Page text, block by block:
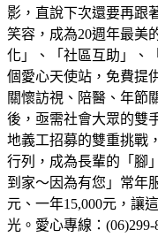
影，直說下次還要再跟
笑容，成為20週年最美
化」、「社區互助」、
個愛心天使站，免費提
關懷訪視、陪醫、年節
後，亟需社會大眾的雙
地義工招募的雙重挑戰
行列，成為長輩的「腳
到家～因為有您」常年
元、一年15,000元，讓
光。愛心專線：(06)299-